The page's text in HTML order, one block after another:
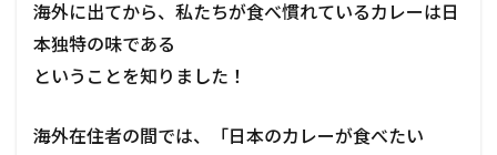
海外に出てから、私たちが食べ慣れているカレーは日
本独特の味である
ということを知りました！
海外在住者の間では、「日本のカレーが食べたい